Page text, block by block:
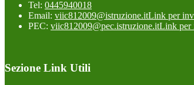
Tel: 0445940018
Email: viic812009@istruzione.itLink per
PEC: viic812009@pec.istruzione.itLink per
Sezione Link Utili